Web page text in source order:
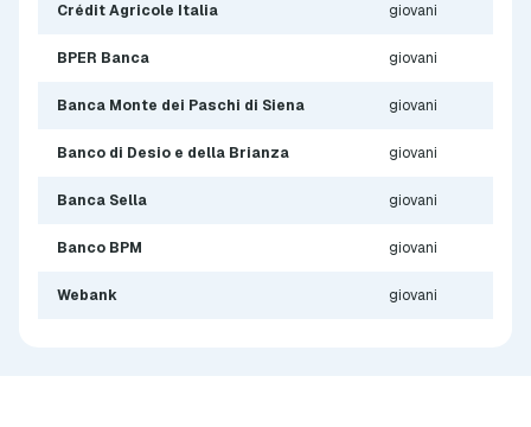
Crédit Agricole Italia giovani
BPER Banca giovani
Banca Monte dei Paschi di Siena giovani
Banco di Desio e della Brianza giovani
Banca Sella giovani
Banco BPM giovani
Webank giovani